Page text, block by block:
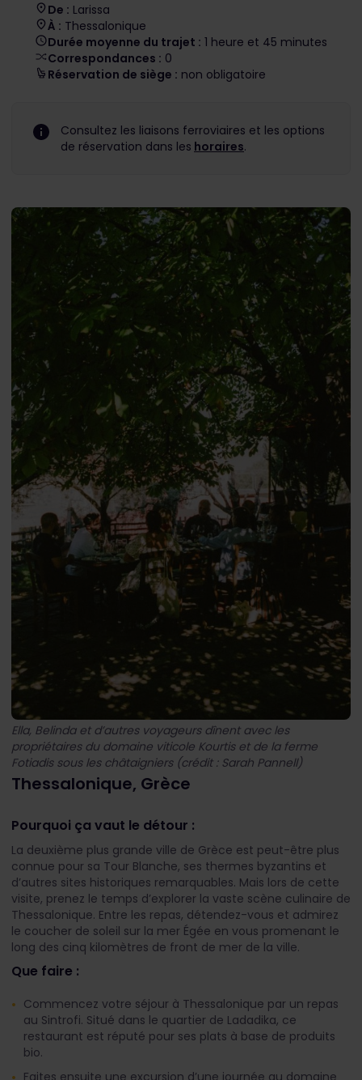
De : Larissa
À : Thessalonique
Durée moyenne du trajet : 1 heure et 45 minutes
Correspondances : 0
Réservation de siège : non obligatoire
Consultez les liaisons ferroviaires et les options
de réservation dans les horaires.
Ella, Belinda et d’autres voyageurs dînent avec les
propriétaires du domaine viticole Kourtis et de la ferme
Fotiadis sous les châtaigniers (crédit : Sarah Pannell)
Thessalonique, Grèce
Pourquoi ça vaut le détour :
La deuxième plus grande ville de Grèce est peut-être plus
connue pour sa Tour Blanche, ses thermes byzantins et
d’autres sites historiques remarquables. Mais lors de cette
visite, prenez le temps d’explorer la vaste scène culinaire de
Thessalonique. Entre les repas, détendez-vous et admirez
le coucher de soleil sur la mer Égée en vous promenant le
long des cinq kilomètres de front de mer de la ville.
Que faire :
Commencez votre séjour à Thessalonique par un repas
au Sintrofi. Situé dans le quartier de Ladadika, ce
restaurant est réputé pour ses plats à base de produits
bio.
Faites ensuite une excursion d’une journée au domaine